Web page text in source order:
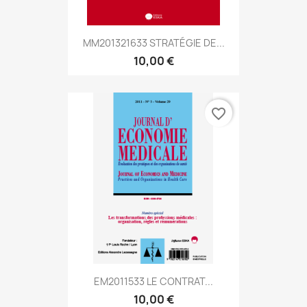
MM201321633 STRATÉGIE DE...
10,00 €
EM2011533 LE CONTRAT...
10,00 €
favorite_border